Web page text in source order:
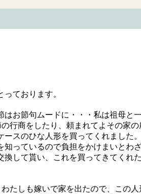
ております。
お節句ムードに・・・私は祖母と
行商をしたり、頼まれてよその家の
スのひな人形を買ってくれました
っているので負担をかけまいとわ
して貰い、これを買ってきてくれ
たしも嫁いで家を出たので、この人